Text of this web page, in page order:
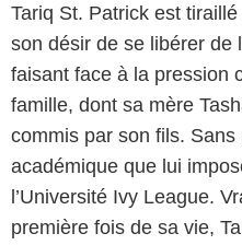
Tariq St. Patrick est
son désir de se libérer de
faisant face à la pression
famille, dont sa mère
commis par son fils.
académique que lui
l’Université Ivy League.
première fois de sa vie,